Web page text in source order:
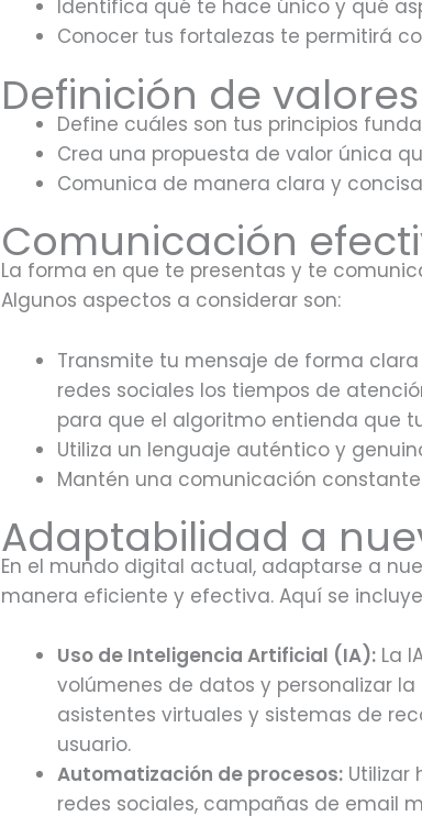
Identifica qué te hace único y qué
Conocer tus fortalezas te permitirá
Definición de
Define cuáles son tus principios
Crea una propuesta de valor única
Comunica de manera clara y
Comunicación
La forma en que te presentas y te
Algunos aspectos a considerar son:
Transmite tu mensaje de forma
redes sociales los tiempos de
para que el algoritmo entienda que
Utiliza un lenguaje auténtico y
Mantén una comunicación
Adaptabilidad a
En el mundo digital actual, adaptarse a
manera eficiente y efectiva. Aquí se
Uso de Inteligencia Artificial (IA): La
volúmenes de datos y personalizar
asistentes virtuales y sistemas de
usuario.
Automatización de procesos:
redes sociales, campañas de email